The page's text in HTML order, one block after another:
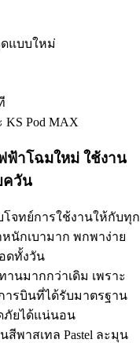
ดแบบใหม่
KS Pod MAX
ฟ้าโฉมใหม่ ใช้งาน
ควัน
จทย์การใช้งานให้กับทุก
นักเบามาก พกพาง่าย
ดทั้งวัน
นมากกว่าเดิม เพราะ
ารบินที่ได้รับมาตรฐาน
ภัยได้แน่นอน
พาสเทล Pastel ละมุน